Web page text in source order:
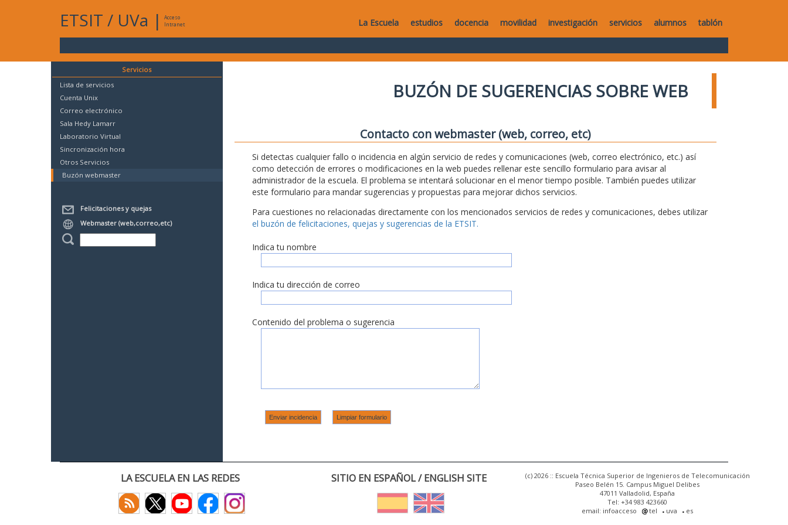
ETSIT / UVa |
Acceso
Intranet
La Escuela estudios docencia movilidad investigación servicios alumnos tablón
Servicios
Lista de servicios
Cuenta Unix
Correo electrónico
Sala Hedy Lamarr
Laboratorio Virtual
Sincronización hora
Otros Servicios
Buzón webmaster
Felicitaciones y quejas
Webmaster (web,correo,etc)
BUZÓN DE SUGERENCIAS SOBRE WEB
Contacto con webmaster (web, correo, etc)
Si detectas cualquier fallo o incidencia en algún servicio de redes y comunicaciones (web, correo electrónico, etc.) así
como detección de errores o modificaciones en la web puedes rellenar este sencillo formulario para avisar al
administrador de la escuela. El problema se intentará solucionar en el menor tiempo posible. También puedes utilizar
este formulario para mandar sugerencias y propuestas para mejorar dichos servicios.
Para cuestiones no relacionadas directamente con los mencionados servicios de redes y comunicaciones, debes utilizar
el buzón de felicitaciones, quejas y sugerencias de la ETSIT.
Indica tu nombre
Indica tu dirección de correo
Contenido del problema o sugerencia
LA ESCUELA EN LAS REDES SITIO EN ESPAÑOL / ENGLISH SITE
(c) 2026 :: Escuela Técnica Superior de Ingenieros de Telecomunicación
Paseo Belén 15. Campus Miguel Delibes
47011 Valladolid, España
Tel: +34 983 423660
email: infoacceso
tel uva es